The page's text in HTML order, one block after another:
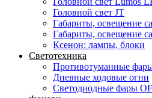
Головной свет JT
Габариты, освещение
Габариты, освещение
Ксенон: лампы, блоки
Светотехника
Противотуманные
Дневные ходовые огни
Светодиодные фары